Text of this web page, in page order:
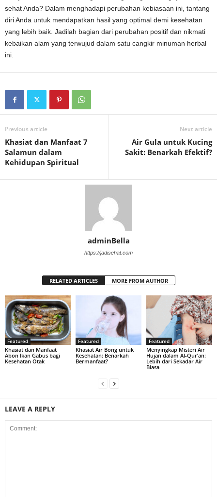
sehat Anda? Dalam menghadapi perubahan kebiasaan ini, tantang
diri Anda untuk mendapatkan hasil yang optimal demi kesehatan
yang lebih baik. Jadilah bagian dari perubahan positif dan nikmati
kebaikan alam yang terwujud dalam satu cangkir minuman herbal
ini.
Previous article
Khasiat dan Manfaat 7
Salamun dalam
Kehidupan Spiritual
Next article
Air Gula untuk Kucing
Sakit: Benarkah Efektif?
adminBella
https://jadisehat.com
RELATED ARTICLES MORE FROM AUTHOR
Featured
Khasiat dan Manfaat
Abon Ikan Gabus bagi
Kesehatan Otak
Featured
Khasiat Air Bong untuk
Kesehatan: Benarkah
Bermanfaat?
Featured
Menyingkap Misteri Air
Hujan dalam Al-Qur’an:
Lebih dari Sekadar Air
Biasa
LEAVE A REPLY